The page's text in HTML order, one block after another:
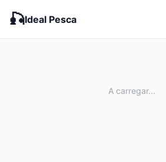
🎣Ideal Pesca
A carregar...